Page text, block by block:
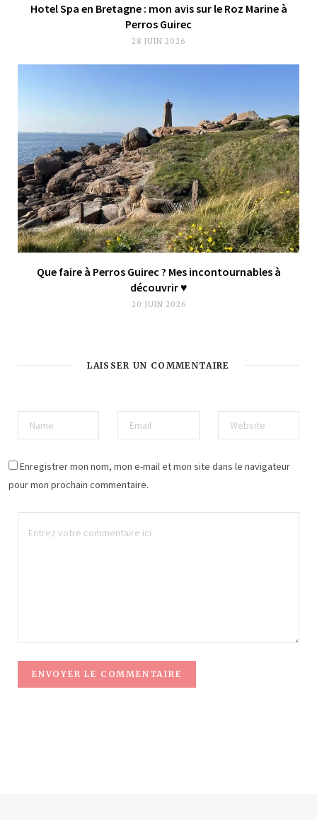
Hotel Spa en Bretagne : mon avis sur le Roz Marine à
Perros Guirec
28 JUIN 2026
Que faire à Perros Guirec ? Mes incontournables à
découvrir ♥︎
20 JUIN 2026
LAISSER UN COMMENTAIRE
Enregistrer mon nom, mon e-mail et mon site dans le navigateur
pour mon prochain commentaire.